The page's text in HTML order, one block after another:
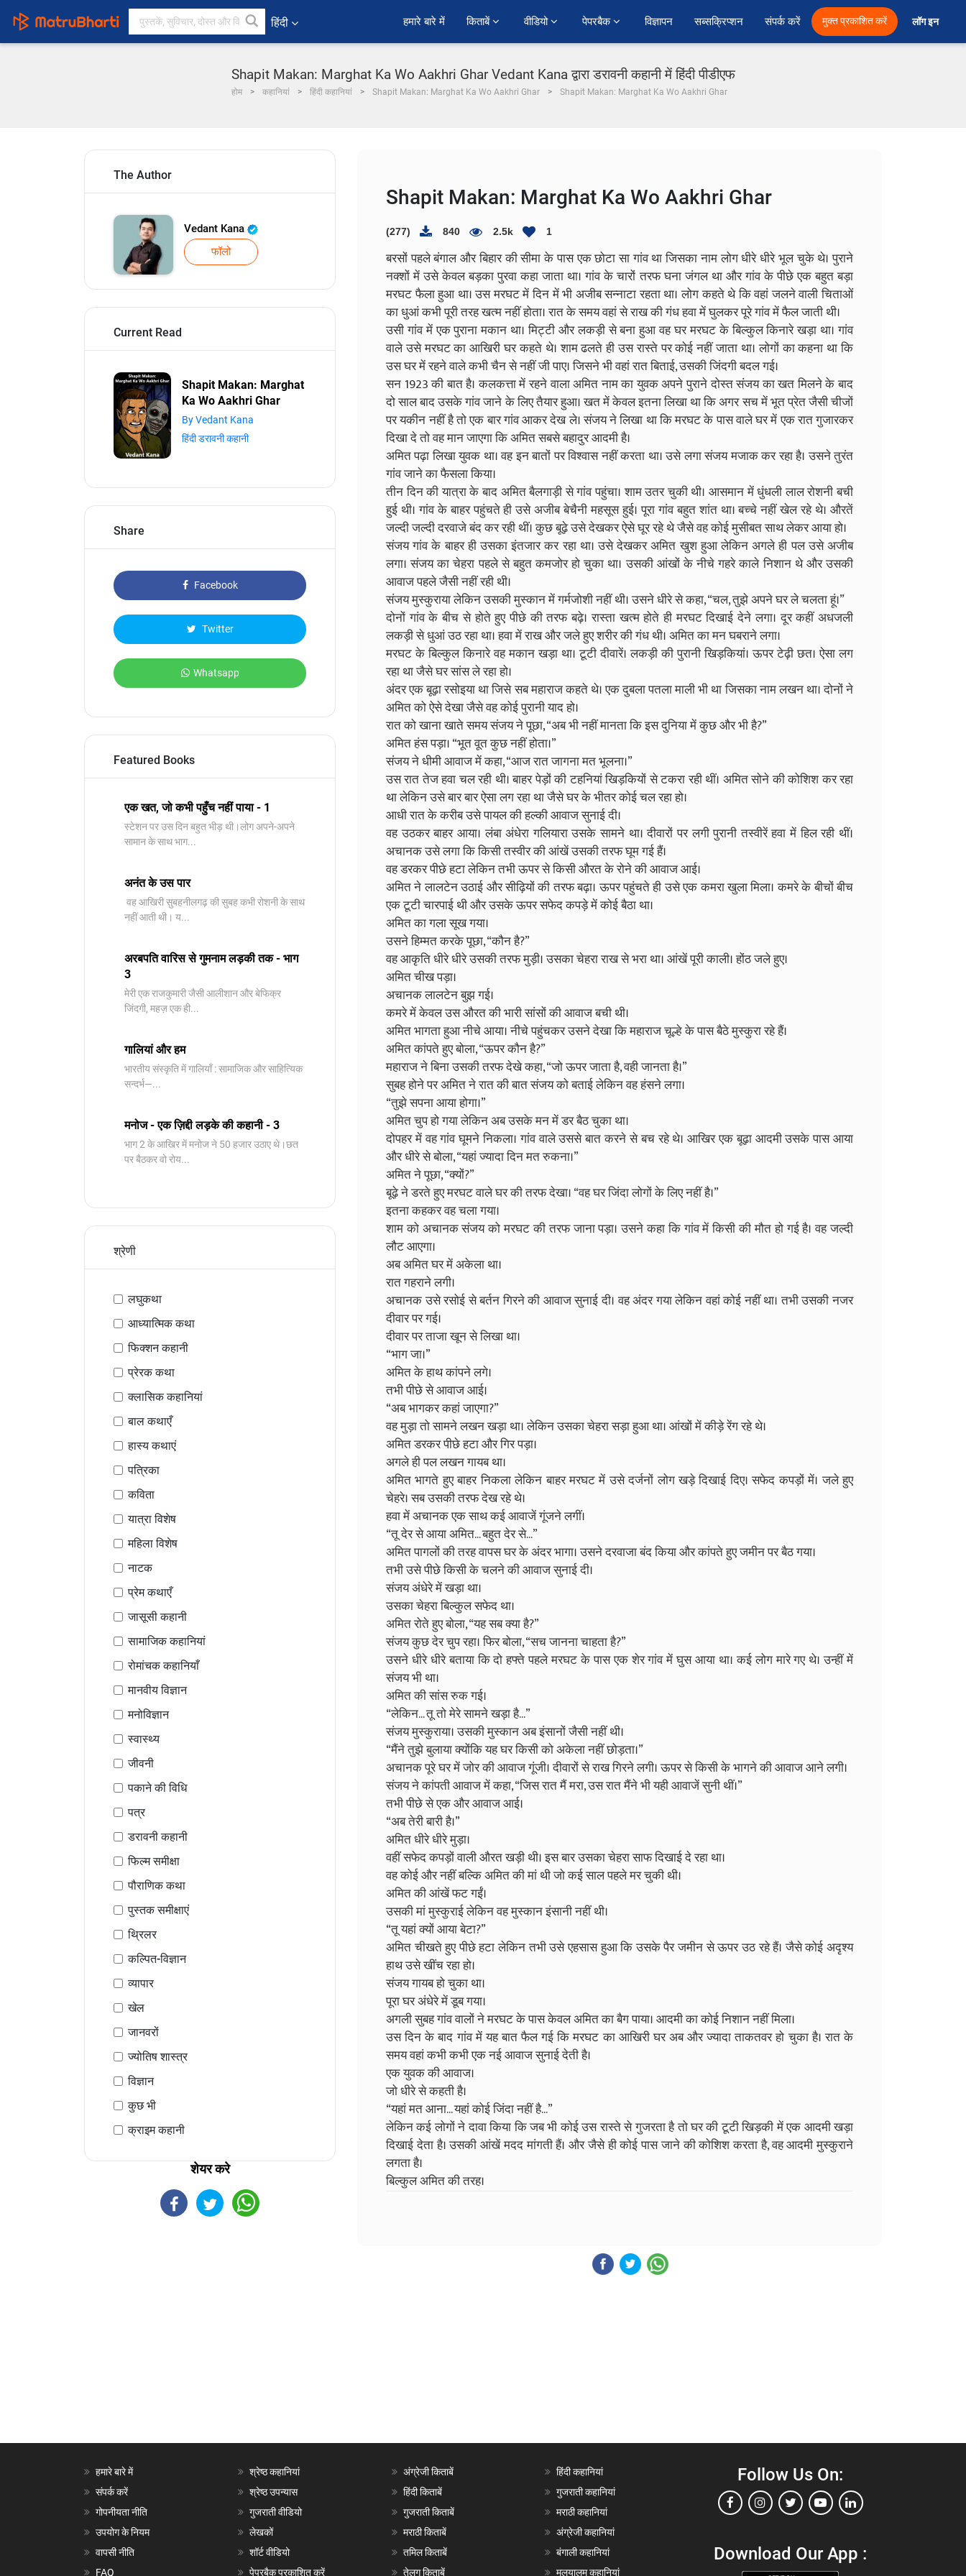
हिंदी हमारे बारे में किताबें वीडियो पेपरबैक विज्ञापन सब्सक्रिप्शन संपर्क करें मुक्त प्रकाशित करें लॉग इन
Shapit Makan: Marghat Ka Wo Aakhri Ghar Vedant Kana द्वारा डरावनी कहानी में हिंदी पीडीएफ
होम कहानियां हिंदी कहानियां Shapit Makan: Marghat Ka Wo Aakhri Ghar Shapit Makan: Marghat Ka Wo Aakhri Ghar
The Author
Vedant Kana
फॉलो
Current Read
Shapit Makan: Marghat
Ka Wo Aakhri Ghar
By Vedant Kana
हिंदी डरावनी कहानी
Share
Facebook
Twitter
Whatsapp
Featured Books
एक खत, जो कभी पहुँच नहीं पाया - 1
स्टेशन पर उस दिन बहुत भीड़ थी।लोग अपने-अपने
सामान के साथ भाग...
अनंत के उस पार
वह आखिरी सुबहनीलगढ़ की सुबह कभी रोशनी के साथ
नहीं आती थी। य...
अरबपति वारिस से गुमनाम लड़की तक - भाग
3
मेरी एक राजकुमारी जैसी आलीशान और बेफिक्र
जिंदगी, महज़ एक ही...
गालियां और हम
भारतीय संस्कृति में गालियाँ : सामाजिक और साहित्यिक
सन्दर्भ—...
मनोज - एक ज़िद्दी लड़के की कहानी - 3
भाग 2 के आखिर में मनोज ने 50 हजार उठाए थे।छत
पर बैठकर वो रोय...
श्रेणी
लघुकथा
आध्यात्मिक कथा
फिक्शन कहानी
प्रेरक कथा
क्लासिक कहानियां
बाल कथाएँ
हास्य कथाएं
पत्रिका
कविता
यात्रा विशेष
महिला विशेष
नाटक
प्रेम कथाएँ
जासूसी कहानी
सामाजिक कहानियां
रोमांचक कहानियाँ
मानवीय विज्ञान
मनोविज्ञान
स्वास्थ्य
जीवनी
पकाने की विधि
पत्र
डरावनी कहानी
फिल्म समीक्षा
पौराणिक कथा
पुस्तक समीक्षाएं
थ्रिलर
कल्पित-विज्ञान
व्यापार
खेल
जानवरों
ज्योतिष शास्त्र
विज्ञान
कुछ भी
क्राइम कहानी
शेयर करे
Shapit Makan: Marghat Ka Wo Aakhri Ghar
(277) 840 2.5k 1
बरसों पहले बंगाल और बिहार की सीमा के पास एक छोटा सा गांव था जिसका नाम लोग धीरे धीरे भूल चुके थे। पुराने
नक्शों में उसे केवल बड़का पुरवा कहा जाता था। गांव के चारों तरफ घना जंगल था और गांव के पीछे एक बहुत बड़ा
मरघट फैला हुआ था। उस मरघट में दिन में भी अजीब सन्नाटा रहता था। लोग कहते थे कि वहां जलने वाली चिताओं
का धुआं कभी पूरी तरह खत्म नहीं होता। रात के समय वहां से राख की गंध हवा में घुलकर पूरे गांव में फैल जाती थी।
उसी गांव में एक पुराना मकान था। मिट्टी और लकड़ी से बना हुआ वह घर मरघट के बिल्कुल किनारे खड़ा था। गांव
वाले उसे मरघट का आखिरी घर कहते थे। शाम ढलते ही उस रास्ते पर कोई नहीं जाता था। लोगों का कहना था कि
उस घर में रहने वाले कभी चैन से नहीं जी पाए। जिसने भी वहां रात बिताई, उसकी जिंदगी बदल गई।
सन 1923 की बात है। कलकत्ता में रहने वाला अमित नाम का युवक अपने पुराने दोस्त संजय का खत मिलने के बाद
दो साल बाद उसके गांव जाने के लिए तैयार हुआ। खत में केवल इतना लिखा था कि अगर सच में भूत प्रेत जैसी चीजों
पर यकीन नहीं है तो एक बार गांव आकर देख ले। संजय ने लिखा था कि मरघट के पास वाले घर में एक रात गुजारकर
दिखा दे तो वह मान जाएगा कि अमित सबसे बहादुर आदमी है।
अमित पढ़ा लिखा युवक था। वह इन बातों पर विश्वास नहीं करता था। उसे लगा संजय मजाक कर रहा है। उसने तुरंत
गांव जाने का फैसला किया।
तीन दिन की यात्रा के बाद अमित बैलगाड़ी से गांव पहुंचा। शाम उतर चुकी थी। आसमान में धुंधली लाल रोशनी बची
हुई थी। गांव के बाहर पहुंचते ही उसे अजीब बेचैनी महसूस हुई। पूरा गांव बहुत शांत था। बच्चे नहीं खेल रहे थे। औरतें
जल्दी जल्दी दरवाजे बंद कर रही थीं। कुछ बूढ़े उसे देखकर ऐसे घूर रहे थे जैसे वह कोई मुसीबत साथ लेकर आया हो।
संजय गांव के बाहर ही उसका इंतजार कर रहा था। उसे देखकर अमित खुश हुआ लेकिन अगले ही पल उसे अजीब
लगा। संजय का चेहरा पहले से बहुत कमजोर हो चुका था। उसकी आंखों के नीचे गहरे काले निशान थे और उसकी
आवाज पहले जैसी नहीं रही थी।
संजय मुस्कुराया लेकिन उसकी मुस्कान में गर्मजोशी नहीं थी। उसने धीरे से कहा, “चल, तुझे अपने घर ले चलता हूं।”
दोनों गांव के बीच से होते हुए पीछे की तरफ बढ़े। रास्ता खत्म होते ही मरघट दिखाई देने लगा। दूर कहीं अधजली
लकड़ी से धुआं उठ रहा था। हवा में राख और जले हुए शरीर की गंध थी। अमित का मन घबराने लगा।
मरघट के बिल्कुल किनारे वह मकान खड़ा था। टूटी दीवारें। लकड़ी की पुरानी खिड़कियां। ऊपर टेढ़ी छत। ऐसा लग
रहा था जैसे घर सांस ले रहा हो।
अंदर एक बूढ़ा रसोइया था जिसे सब महाराज कहते थे। एक दुबला पतला माली भी था जिसका नाम लखन था। दोनों ने
अमित को ऐसे देखा जैसे वह कोई पुरानी याद हो।
रात को खाना खाते समय संजय ने पूछा, “अब भी नहीं मानता कि इस दुनिया में कुछ और भी है?”
अमित हंस पड़ा। “भूत वूत कुछ नहीं होता।”
संजय ने धीमी आवाज में कहा, “आज रात जागना मत भूलना।”
उस रात तेज हवा चल रही थी। बाहर पेड़ों की टहनियां खिड़कियों से टकरा रही थीं। अमित सोने की कोशिश कर रहा
था लेकिन उसे बार बार ऐसा लग रहा था जैसे घर के भीतर कोई चल रहा हो।
आधी रात के करीब उसे पायल की हल्की आवाज सुनाई दी।
वह उठकर बाहर आया। लंबा अंधेरा गलियारा उसके सामने था। दीवारों पर लगी पुरानी तस्वीरें हवा में हिल रही थीं।
अचानक उसे लगा कि किसी तस्वीर की आंखें उसकी तरफ घूम गई हैं।
वह डरकर पीछे हटा लेकिन तभी ऊपर से किसी औरत के रोने की आवाज आई।
अमित ने लालटेन उठाई और सीढ़ियों की तरफ बढ़ा। ऊपर पहुंचते ही उसे एक कमरा खुला मिला। कमरे के बीचों बीच
एक टूटी चारपाई थी और उसके ऊपर सफेद कपड़े में कोई बैठा था।
अमित का गला सूख गया।
उसने हिम्मत करके पूछा, “कौन है?”
वह आकृति धीरे धीरे उसकी तरफ मुड़ी। उसका चेहरा राख से भरा था। आंखें पूरी काली। होंठ जले हुए।
अमित चीख पड़ा।
अचानक लालटेन बुझ गई।
कमरे में केवल उस औरत की भारी सांसों की आवाज बची थी।
अमित भागता हुआ नीचे आया। नीचे पहुंचकर उसने देखा कि महाराज चूल्हे के पास बैठे मुस्कुरा रहे हैं।
अमित कांपते हुए बोला, “ऊपर कौन है?”
महाराज ने बिना उसकी तरफ देखे कहा, “जो ऊपर जाता है, वही जानता है।”
सुबह होने पर अमित ने रात की बात संजय को बताई लेकिन वह हंसने लगा।
“तुझे सपना आया होगा।”
अमित चुप हो गया लेकिन अब उसके मन में डर बैठ चुका था।
दोपहर में वह गांव घूमने निकला। गांव वाले उससे बात करने से बच रहे थे। आखिर एक बूढ़ा आदमी उसके पास आया
और धीरे से बोला, “यहां ज्यादा दिन मत रुकना।”
अमित ने पूछा, “क्यों?”
बूढ़े ने डरते हुए मरघट वाले घर की तरफ देखा। “वह घर जिंदा लोगों के लिए नहीं है।”
इतना कहकर वह चला गया।
शाम को अचानक संजय को मरघट की तरफ जाना पड़ा। उसने कहा कि गांव में किसी की मौत हो गई है। वह जल्दी
लौट आएगा।
अब अमित घर में अकेला था।
रात गहराने लगी।
अचानक उसे रसोई से बर्तन गिरने की आवाज सुनाई दी। वह अंदर गया लेकिन वहां कोई नहीं था। तभी उसकी नजर
दीवार पर गई।
दीवार पर ताजा खून से लिखा था।
“भाग जा।”
अमित के हाथ कांपने लगे।
तभी पीछे से आवाज आई।
“अब भागकर कहां जाएगा?”
वह मुड़ा तो सामने लखन खड़ा था। लेकिन उसका चेहरा सड़ा हुआ था। आंखों में कीड़े रेंग रहे थे।
अमित डरकर पीछे हटा और गिर पड़ा।
अगले ही पल लखन गायब था।
अमित भागते हुए बाहर निकला लेकिन बाहर मरघट में उसे दर्जनों लोग खड़े दिखाई दिए। सफेद कपड़ों में। जले हुए
चेहरे। सब उसकी तरफ देख रहे थे।
हवा में अचानक एक साथ कई आवाजें गूंजने लगीं।
“तू देर से आया अमित... बहुत देर से...”
अमित पागलों की तरह वापस घर के अंदर भागा। उसने दरवाजा बंद किया और कांपते हुए जमीन पर बैठ गया।
तभी उसे पीछे किसी के चलने की आवाज सुनाई दी।
संजय अंधेरे में खड़ा था।
उसका चेहरा बिल्कुल सफेद था।
अमित रोते हुए बोला, “यह सब क्या है?”
संजय कुछ देर चुप रहा। फिर बोला, “सच जानना चाहता है?”
उसने धीरे धीरे बताया कि दो हफ्ते पहले मरघट के पास एक शेर गांव में घुस आया था। कई लोग मारे गए थे। उन्हीं में
संजय भी था।
अमित की सांस रुक गई।
“लेकिन... तू तो मेरे सामने खड़ा है...”
संजय मुस्कुराया। उसकी मुस्कान अब इंसानों जैसी नहीं थी।
“मैंने तुझे बुलाया क्योंकि यह घर किसी को अकेला नहीं छोड़ता।”
अचानक पूरे घर में जोर की आवाज गूंजी। दीवारों से राख गिरने लगी। ऊपर से किसी के भागने की आवाज आने लगी।
संजय ने कांपती आवाज में कहा, “जिस रात मैं मरा, उस रात मैंने भी यही आवाजें सुनी थीं।”
तभी पीछे से एक और आवाज आई।
“अब तेरी बारी है।”
अमित धीरे धीरे मुड़ा।
वहीं सफेद कपड़ों वाली औरत खड़ी थी। इस बार उसका चेहरा साफ दिखाई दे रहा था।
वह कोई और नहीं बल्कि अमित की मां थी जो कई साल पहले मर चुकी थी।
अमित की आंखें फट गईं।
उसकी मां मुस्कुराई लेकिन वह मुस्कान इंसानी नहीं थी।
“तू यहां क्यों आया बेटा?”
अमित चीखते हुए पीछे हटा लेकिन तभी उसे एहसास हुआ कि उसके पैर जमीन से ऊपर उठ रहे हैं। जैसे कोई अदृश्य
हाथ उसे खींच रहा हो।
संजय गायब हो चुका था।
पूरा घर अंधेरे में डूब गया।
अगली सुबह गांव वालों ने मरघट के पास केवल अमित का बैग पाया। आदमी का कोई निशान नहीं मिला।
उस दिन के बाद गांव में यह बात फैल गई कि मरघट का आखिरी घर अब और ज्यादा ताकतवर हो चुका है। रात के
समय वहां कभी कभी एक नई आवाज सुनाई देती है।
एक युवक की आवाज।
जो धीरे से कहती है।
“यहां मत आना... यहां कोई जिंदा नहीं है...”
लेकिन कई लोगों ने दावा किया कि जब भी कोई उस रास्ते से गुजरता है तो घर की टूटी खिड़की में एक आदमी खड़ा
दिखाई देता है। उसकी आंखें मदद मांगती हैं। और जैसे ही कोई पास जाने की कोशिश करता है, वह आदमी मुस्कुराने
लगता है।
बिल्कुल अमित की तरह।
हमारे बारे में
संपर्क करें
गोपनीयता नीति
उपयोग के नियम
वापसी नीति
FAQ
श्रेष्ठ कहानियां
श्रेष्ठ उपन्यास
गुजराती वीडियो
लेखकों
शॉर्ट वीडियो
पेपरबैक प्रकाशित करें
अंग्रेजी किताबें
हिंदी किताबें
गुजराती किताबें
मराठी किताबें
तमिल किताबें
तेलगु किताबें
हिंदी कहानियां
गुजराती कहानियां
मराठी कहानियां
अंग्रेजी कहानियां
बंगाली कहानियां
मलयालम कहानियां
Follow Us On:
Download Our App :